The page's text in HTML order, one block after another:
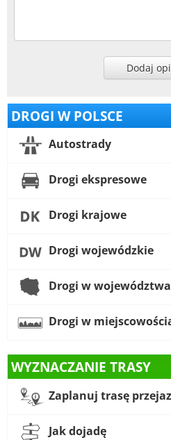
Dodaj
DROGI W POLSCE
Autostrady
Drogi ekspresowe
Drogi krajowe
Drogi wojewódzkie
Drogi w
Drogi w
WYZNACZANIE TRASY
Zaplanuj trasę
Jak dojadę